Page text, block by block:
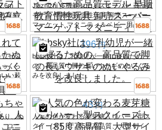
育組
Jiazhizhi 多機能シティスイーパー 高品質
モデル 早期教育慣性玩具 卸売スーパー
マーケット マタニティ＆ベビー用品店
セミ
くら
い装
396 円
bbsky社は、乳幼児が一緒に寝るため
の、高品質で脚の長いウサギのぬいぐる
みを改良しました。
り、ぬ
ユニ
43 円
人気の色が変わる麦芽糖入りハート型ス
クイーズトイ（85度高品質、大型サイ